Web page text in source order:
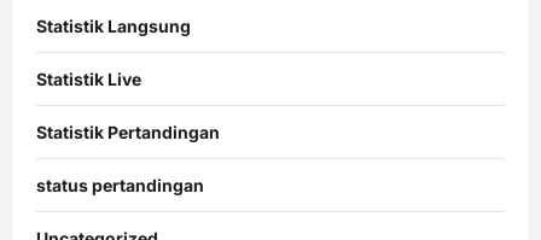
Statistik Langsung
Statistik Live
Statistik Pertandingan
status pertandingan